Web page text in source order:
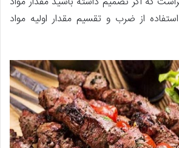
استفاده از ضرب و تقسیم مقدار اولیه مواد